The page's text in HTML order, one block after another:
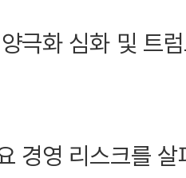
극화 심화 및 트
경영 리스크를